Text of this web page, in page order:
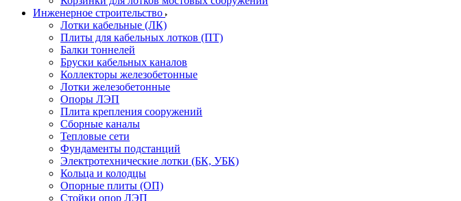
Инженерное строительство
Лотки кабельные (ЛК)
Плиты для кабельных лотков (ПТ)
Балки тоннелей
Бруски кабельных каналов
Коллекторы железобетонные
Лотки железобетонные
Опоры ЛЭП
Плита крепления сооружений
Сборные каналы
Тепловые сети
Фундаменты подстанций
Электротехнические лотки (БК, УБК)
Кольца и колодцы
Опорные плиты (ОП)
Стойки опор ЛЭП